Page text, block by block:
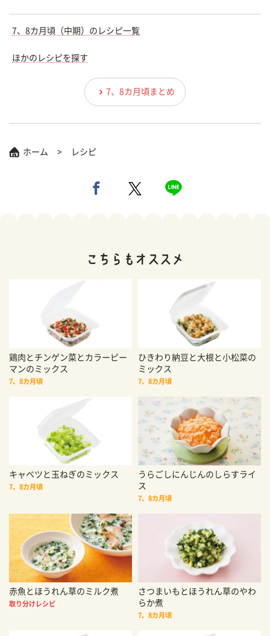
7、8カ月頃（中期）のレシピ一覧
ほかのレシピを探す
7、8カ月頃まとめ
ホーム レシピ
鶏肉とチンゲン菜とカラーピー
マンのミックス
7、8カ月頃
ひきわり納豆と大根と小松菜の
ミックス
7、8カ月頃
キャベツと玉ねぎのミックス
7、8カ月頃
うらごしにんじんのしらすライ
ス
7、8カ月頃
赤魚とほうれん草のミルク煮
取り分けレシピ
さつまいもとほうれん草のやわ
らか煮
7、8カ月頃